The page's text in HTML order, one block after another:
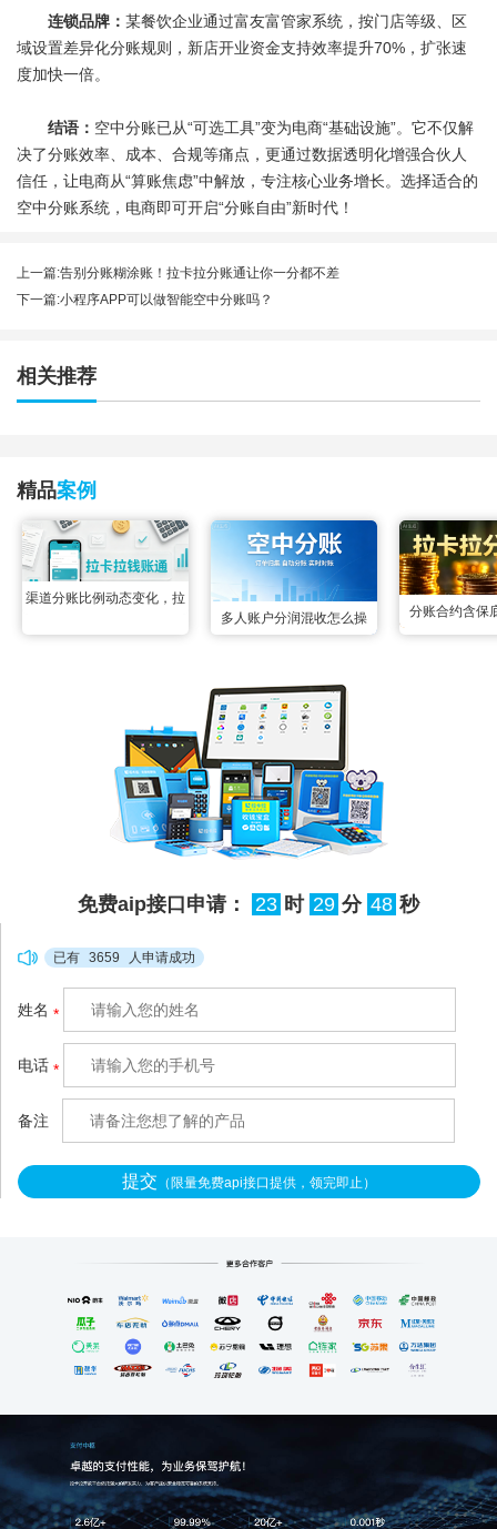
连锁品牌： 某餐饮企业通过富友富管家系统，按门店等级、区
域设置差异化分账规则，新店开业资金支持效率提升70%，扩张速
度加快一倍。
结语： 空中分账已从“可选工具”变为电商“基础设施”。它不仅解
决了分账效率、成本、合规等痛点，更通过数据透明化增强合伙人
信任，让电商从“算账焦虑”中解放，专注核心业务增长。选择适合的
空中分账系统，电商即可开启“分账自由”新时代！
上一篇:告别分账糊涂账！拉卡拉分账通让你一分都不差
下一篇:小程序APP可以做智能空中分账吗？
相关推荐
精品案例
渠道分账比例动态变化，拉
多人账户分润混收怎么操
很多联营场景里都遇到过多
账户资金混收的难题：一笔
订单的收款账户同时绑定了
3个以上分润方，所有资金
先全部归集到一起，事后根
本分不清哪部分属于谁，人
很容易出现分错、漏分的情
轻量化适配，不用复杂的系
统改造，3秒就能把混在一
分账合约含保
免费aip接口申请： 23 时 29 分 47 秒
已有 3659 人申请成功
姓名 *
电话 *
备注
提交 （限量免费api接口提供，领完即止）